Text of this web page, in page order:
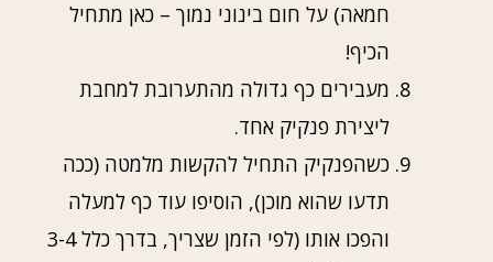
חמאה) על חום בינוני נמוך – כאן מתחיל
הכיף!
מעבירים כף גדולה מהתערובת למחבת
ליצירת פנקיק אחד.
כשהפנקיק התחיל להקשות מלמטה (ככה
תדעו שהוא מוכן), הוסיפו עוד כף למעלה
והפכו אותו (לפי הזמן שצריך, בדרך כלל 3-4